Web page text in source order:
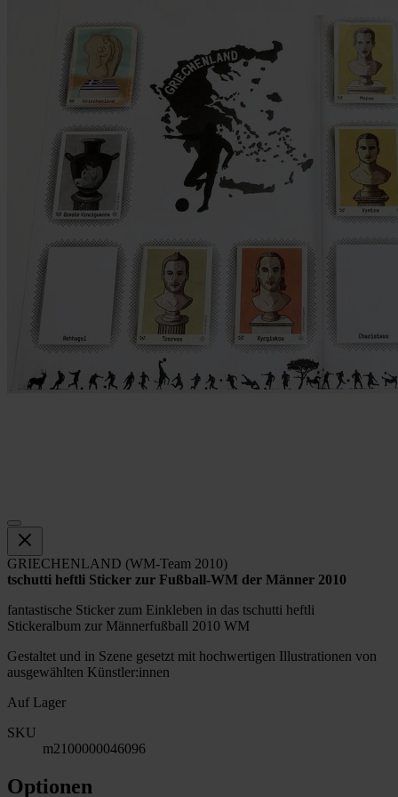
GRIECHENLAND (WM-Team 2010)
tschutti heftli Sticker zur Fußball-WM der Männer 2010
fantastische Sticker zum Einkleben in das tschutti heftli
Stickeralbum zur Männerfußball 2010 WM
Gestaltet und in Szene gesetzt mit hochwertigen Illustrationen von
ausgewählten Künstler:innen
Auf Lager
SKU
m2100000046096
Optionen